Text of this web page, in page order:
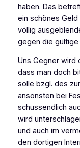
haben. Das
ein schönes
völlig
gegen die
Uns Gegner wird
dass man doch
solle bzgl. des
ansonsten bei
schussendlich
wird
und auch im
den dortigen